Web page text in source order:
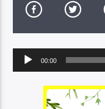
Audio
Player
00:00